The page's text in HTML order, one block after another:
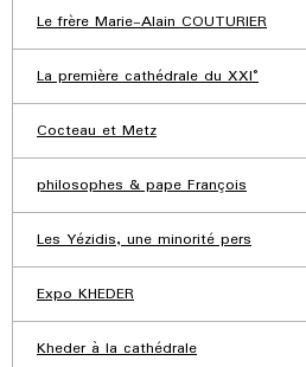
Le frère Marie-Alain COUTURIER
La première cathédrale du XXI°
Cocteau et Metz
philosophes & pape François
Les Yézidis, une minorité pers
Expo KHEDER
Kheder à la cathédrale